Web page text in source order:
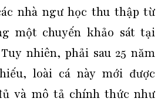
nhà ngư học thu thập từ
một chuyến khảo sát tại
nhiên, phải sau 25 năm
loài cá này mới được
và mô tả chính thức như